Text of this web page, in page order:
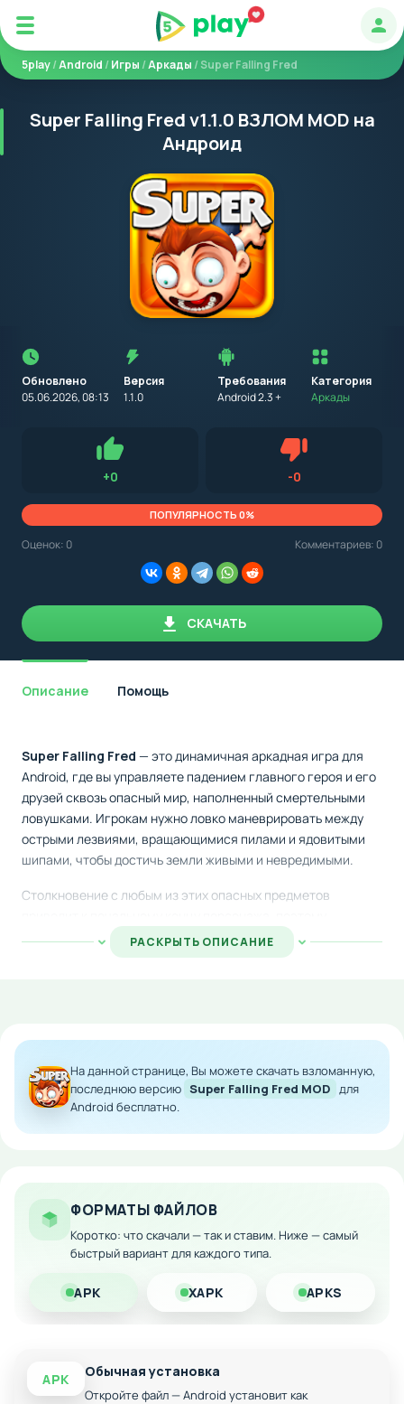
5play/Android /Игры /Аркады / Super Falling Fred
Super Falling Fred v1.1.0 ВЗЛОМ MOD на
Андроид
Обновлено
05.06.2026, 08:13
Версия
1.1.0
Требования
Android 2.3 +
установкой
приложения
на
устройство
с
указываем
минимальные
необходимые
Категория
Аркады
обращать внимание на установленную версию Android
OS. Мы указываем минимально необходимую версию для
+0Нравится -0Не нравится
ПОПУЛЯРНОСТЬ 0%
Оценок: 0 Комментариев: 0
СКАЧАТЬ
Описание Помощь
Super Falling Fred — это динамичная аркадная игра для
Android, где вы управляете падением главного героя и его
друзей сквозь опасный мир, наполненный смертельными
ловушками. Игрокам нужно ловко маневрировать между
острыми лезвиями, вращающимися пилами и ядовитыми
шипами, чтобы достичь земли живыми и невредимыми.
Столкновение с любым из этих опасных предметов
требуется максимальная концентрация и быстрота
реакции. На помощь приходят различные активные
Разблокировка всех внутриигровых покупок
Бесплатный доступ к премиум-способностям
наслаждайтесь полным геймплеем без финансовых затрат!
РАСКРЫТЬ ОПИСАНИЕ
На данной странице, Вы можете скачать взломанную,
последнюю версию Super Falling Fred MOD для
Android бесплатно.
ФОРМАТЫ ФАЙЛОВ
Коротко: что скачали — так и ставим. Ниже — самый
быстрый вариант для каждого типа.
APK XAPK APKS
APK Обычная установка
Откройте файл — Android установит как